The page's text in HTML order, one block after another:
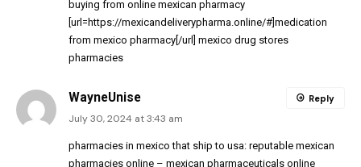
buying from online mexican pharmacy
[url=https://mexicandeliverypharma.online/#]medication
from mexico pharmacy[/url] mexico drug stores
pharmacies
WayneUnise
July 30, 2024 at 3:43 am
pharmacies in mexico that ship to usa: reputable mexican
pharmacies online – mexican pharmaceuticals online
Reply